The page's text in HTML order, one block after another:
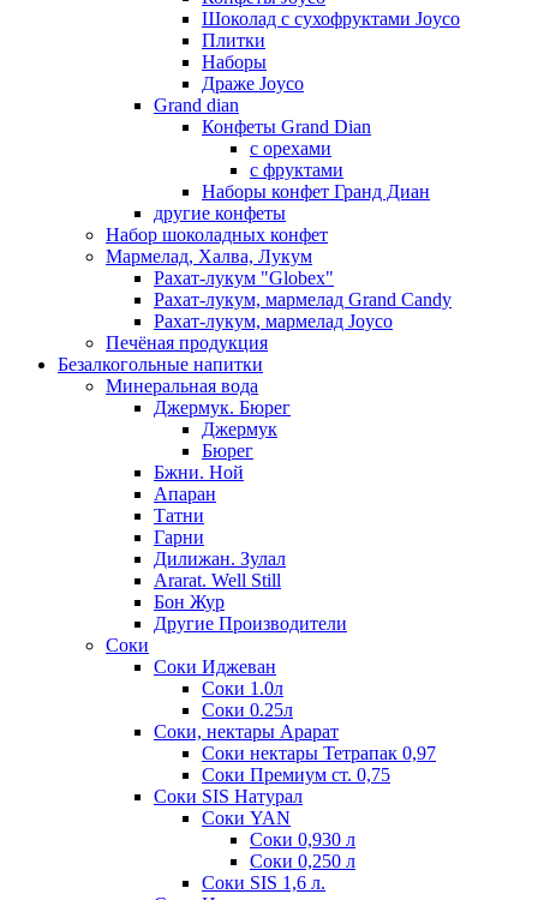
Шоколад с сухофруктами Joyco
Плитки
Наборы
Драже Joyco
Grand dian
Конфеты Grand Dian
с орехами
с фруктами
Наборы конфет Гранд Диан
другие конфеты
Набор шоколадных конфет
Мармелад, Халва, Лукум
Рахат-лукум "Globex"
Рахат-лукум, мармелад Grand Candy
Рахат-лукум, мармелад Joyco
Печёная продукция
Безалкогольные напитки
Минеральная вода
Джермук. Бюрег
Джермук
Бюрег
Бжни. Ной
Апаран
Татни
Гарни
Дилижан. Зулал
Ararat. Well Still
Бон Жур
Другие Производители
Соки
Соки Иджеван
Соки 1.0л
Соки 0.25л
Соки, нектары Арарат
Соки нектары Тетрапак 0,97
Соки Премиум ст. 0,75
Соки SIS Натурал
Соки YAN
Соки 0,930 л
Соки 0,250 л
Соки SIS 1,6 л.